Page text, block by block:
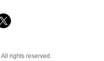
rights reserved.